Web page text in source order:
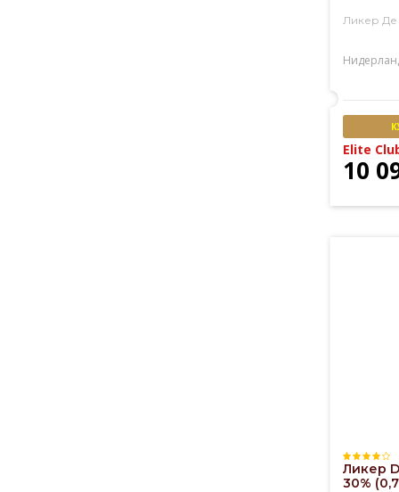
Ликер Де
Elite
10
Ликер
30%